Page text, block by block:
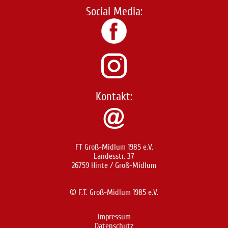
Social Media:
Kontakt:
FT Groß-Midlum 1985 e.V.
Landesstr. 37
26759 Hinte / Groß-Midlum
© F.T. Groß-Midlum 1985 e.V.
Impressum
Datenschutz